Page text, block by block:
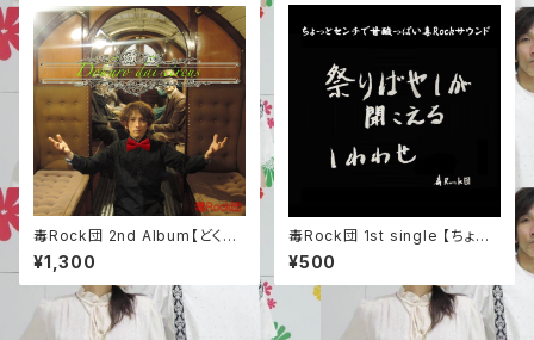
毒Rock団 2nd Album【どくろ
大サーカス】
¥1,300
毒Rock団 1st single 【ちょっ
とセンチで甘酸っぱい毒Rock
団サウンド】
¥500